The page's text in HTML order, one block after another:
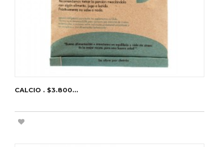
CALCIO . $3.800...